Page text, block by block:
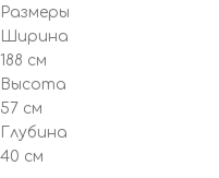
Размеры
Ширина
188 см
Высота
57 см
Глубина
40 см